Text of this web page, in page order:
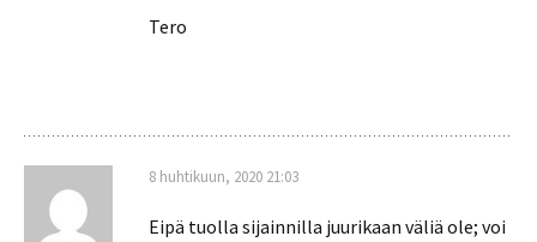
Tero
8 huhtikuun, 2020 21:03
Eipä tuolla sijainnilla juurikaan väliä ole; voi